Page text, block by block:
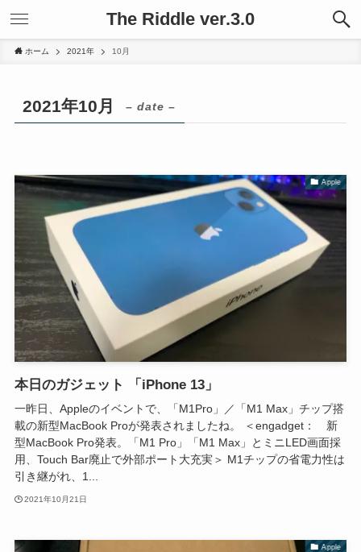
The Riddle ver.3.0
ホーム 2021年 10月
2021年10月 – date –
Apple
本日のガジェット 「iPhone 13」
一昨日、Appleのイベントで、「M1Pro」／「M1 Max」チップ搭
載の新型MacBook Proが発表されましたね。 ＜engadget： 新
型MacBook Pro発表。「M1 Pro」「M1 Max」とミニLED画面採
用、Touch Bar廃止で外部ポート大充実＞ M1チップの省電力性は
引き継がれ、1...
2021年10月21日
Apple